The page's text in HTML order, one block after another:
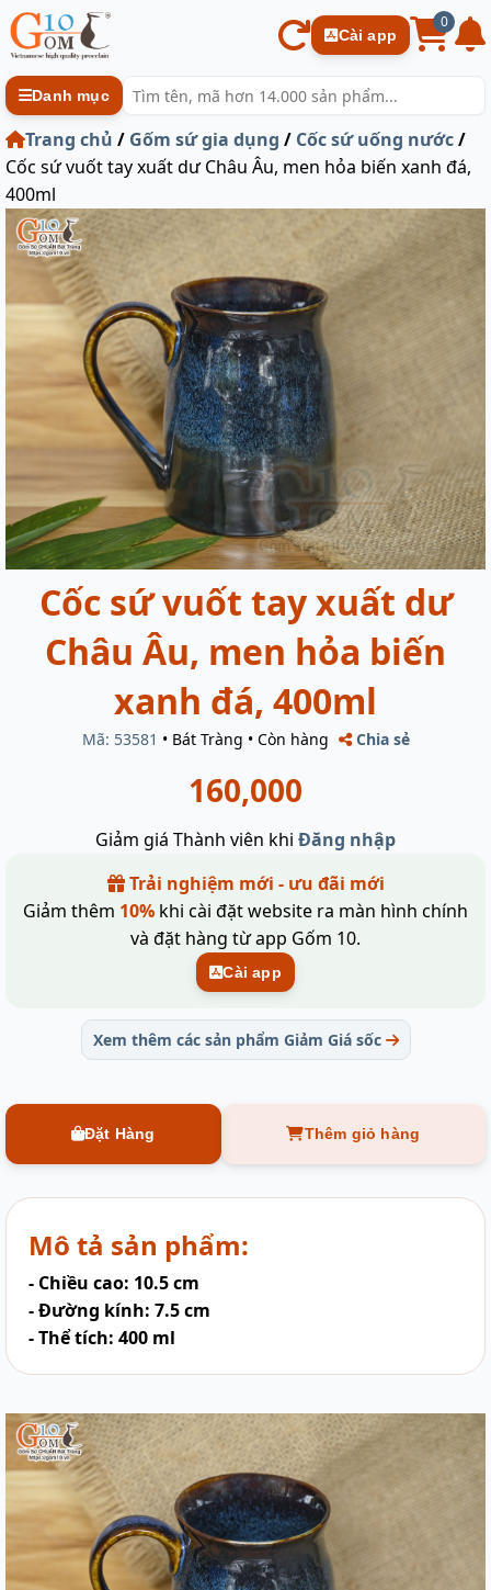
Cài app
0
Danh mục
Trang chủ / Gốm sứ gia dụng / Cốc sứ uống nước/
Cốc sứ vuốt tay xuất dư Châu Âu, men hỏa biến xanh đá,
400ml
Cốc sứ vuốt tay xuất dư
Châu Âu, men hỏa biến
xanh đá, 400ml
Mã: 53581 • Bát Tràng • Còn hàng Chia sẻ
160,000
Giảm giá Thành viên khi Đăng nhập
Trải nghiệm mới - ưu đãi mới
Giảm thêm 10% khi cài đặt website ra màn hình chính
và đặt hàng từ app Gốm 10.
Cài app
Xem thêm các sản phẩm Giảm Giá sốc
Đặt Hàng Thêm giỏ hàng
Mô tả sản phẩm:
- Chiều cao: 10.5 cm
- Đường kính: 7.5 cm
- Thể tích: 400 ml